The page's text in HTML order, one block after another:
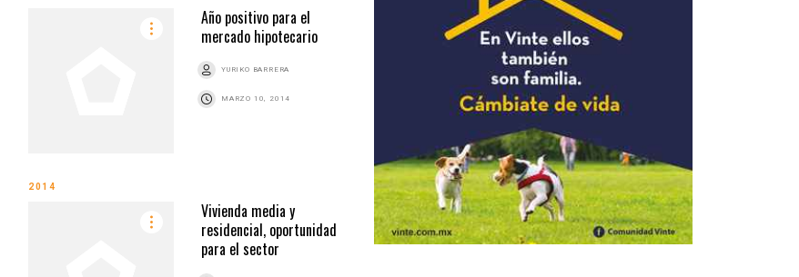
Año positivo para el
mercado hipotecario
YURIKO BARRERA
MARZO 10, 2014
2014
Vivienda media y
residencial, oportunidad
para el sector